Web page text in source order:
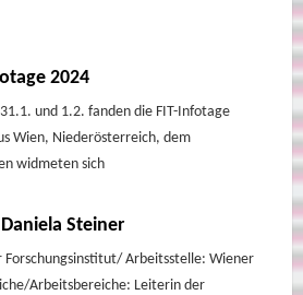
2024
und 1.2. fanden die FIT-Infotage
Wien, Niederösterreich, dem
widmeten sich
Steiner
Forschungsinstitut/ Arbeitsstelle: Wiener
Arbeitsbereiche: Leiterin der